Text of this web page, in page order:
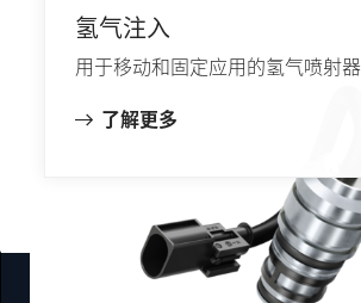
氢气注入
用于移动和固定应用的氢气喷射器
了解更多
燃气发动机部件